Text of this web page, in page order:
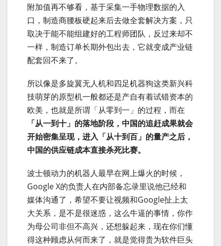
附加值再不够看，基于采集一手物理数据的入
口，制造商腰板硬起来后去做全套解决方案，只
取决于能不能组建好的工程师团队，反过来却不
一样，制造订单长期外包出去，它就变成产业链
配套回不来了。
所以像是多旋翼无人机和四足机器狗这类新兴科
技萌芽的原型机一般都还是产自有着试错资本的
欧美，也就是所谓「从零到一」的过程，而在
「从一到十」的落地阶段，中国的追赶成果就会
开始密集呈现，进入「从十到百」的量产之后，
中国的供应链成本直接杀死比赛。
波士顿动力的机器人最早在网上爆火的时候，
Google X的负责人在内部备忘录里说他已经和
媒体沟通了，希望不要让视频和Google扯上太
大关系，是不是很迷惑，这么牛逼的事情，你作
为母公司非但不高兴，还想躲起来，现在你们懂
得这种顾虑从何而来了，就是觉得贵为软件巨头